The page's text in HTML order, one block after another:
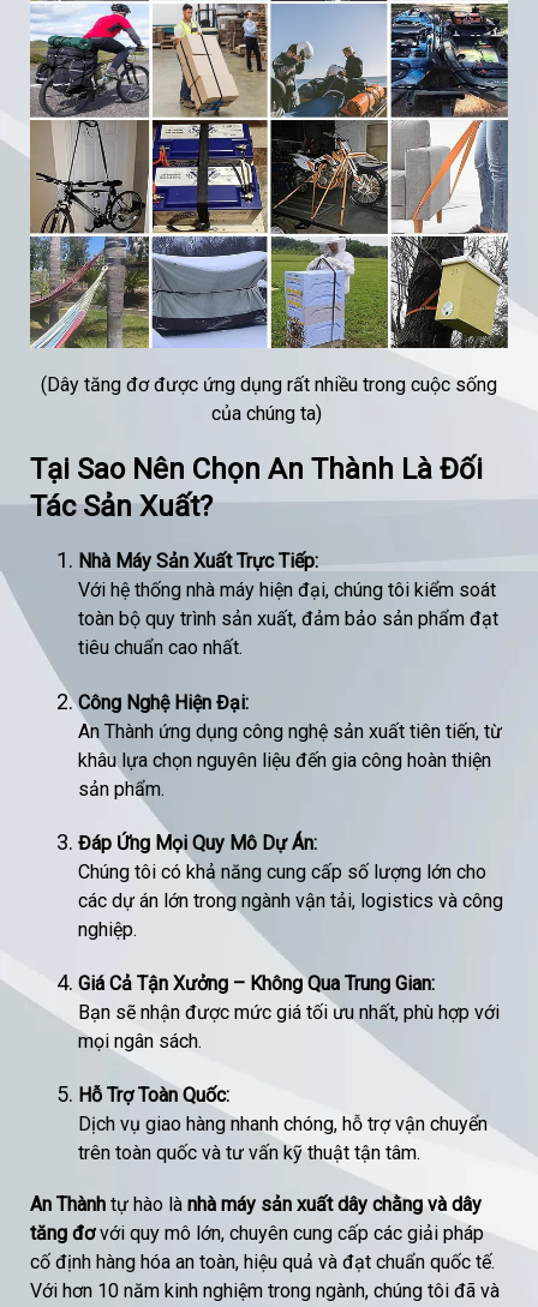
(Dây tăng đơ được ứng dụng rất nhiều trong cuộc sống
của chúng ta)
Tại Sao Nên Chọn An Thành Là Đối
Tác Sản Xuất?
Nhà Máy Sản Xuất Trực Tiếp:
Với hệ thống nhà máy hiện đại, chúng tôi kiểm soát
toàn bộ quy trình sản xuất, đảm bảo sản phẩm đạt
tiêu chuẩn cao nhất.
Công Nghệ Hiện Đại:
An Thành ứng dụng công nghệ sản xuất tiên tiến, từ
khâu lựa chọn nguyên liệu đến gia công hoàn thiện
sản phẩm.
Đáp Ứng Mọi Quy Mô Dự Án:
Chúng tôi có khả năng cung cấp số lượng lớn cho
các dự án lớn trong ngành vận tải, logistics và công
nghiệp.
Giá Cả Tận Xưởng – Không Qua Trung Gian:
Bạn sẽ nhận được mức giá tối ưu nhất, phù hợp với
mọi ngân sách.
Hỗ Trợ Toàn Quốc:
Dịch vụ giao hàng nhanh chóng, hỗ trợ vận chuyển
trên toàn quốc và tư vấn kỹ thuật tận tâm.
An Thành tự hào là nhà máy sản xuất dây chằng và dây
tăng đơvới quy mô lớn, chuyên cung cấp các giải pháp
cố định hàng hóa an toàn, hiệu quả và đạt chuẩn quốc tế.
Với hơn 10 năm kinh nghiệm trong ngành, chúng tôi đã và